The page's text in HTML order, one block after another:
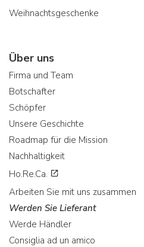
Weihnachtsgeschenke
Über uns
Firma und Team
Botschafter
Schöpfer
Unsere Geschichte
Roadmap für die Mission
Nachhaltigkeit
Ho.Re.Ca.
Arbeiten Sie mit uns zusammen
Werden Sie Lieferant
Werde Händler
Consiglia ad un amico